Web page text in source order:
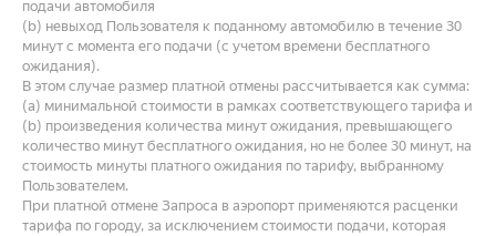
подачи автомобиля
(b) невыход Пользователя к поданному автомобилю в течение 30
минут с момента его подачи (с учетом времени бесплатного
ожидания).
В этом случае размер платной отмены рассчитывается как сумма:
(a) минимальной стоимости в рамках соответствующего тарифа и
(b) произведения количества минут ожидания, превышающего
количество минут бесплатного ожидания, но не более 30 минут, на
стоимость минуты платного ожидания по тарифу, выбранному
Пользователем.
При платной отмене Запроса в аэропорт применяются расценки
тарифа по городу, за исключением стоимости подачи, которая